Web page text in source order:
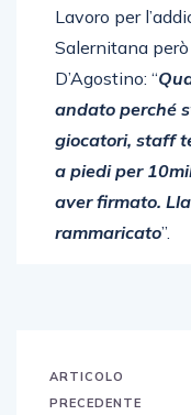
Lavoro per
Salernitana
D’Agostino: “
andato perché
giocatori, staff
a piedi per
aver firmato.
rammaricato”.
ARTICOLO
PRECEDENTE